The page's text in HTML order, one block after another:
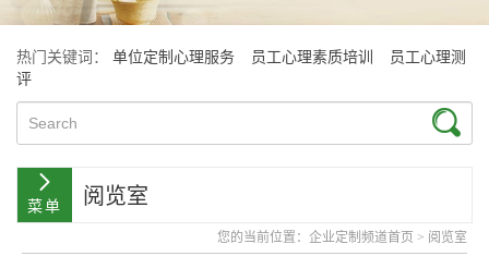
热门关键词： 单位定制心理服务 员工心理素质培训
员工心理测
评
阅览室
您的当前位置： 企业定制频道首页 > 阅览室